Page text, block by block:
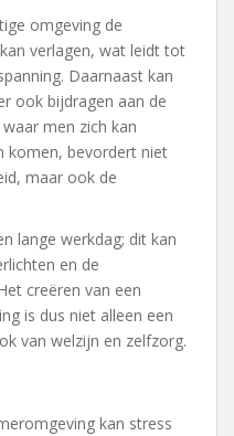
omgeving de
verlagen, wat leidt tot
Daarnaast kan
ook bijdragen aan de
men zich kan
komen, bevordert niet
maar ook de
lange werkdag; dit kan
en de
creëren van een
is dus niet alleen een
van welzijn en zelfzorg.
kan stress